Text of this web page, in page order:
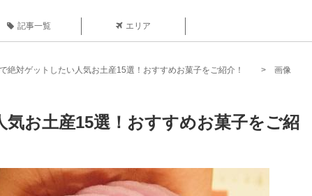
記事一覧 エリア
絶対ゲットしたい人気お土産15選！おすすめお菓子をご紹介！ 画像
お土産15選！おすすめお菓子をご紹